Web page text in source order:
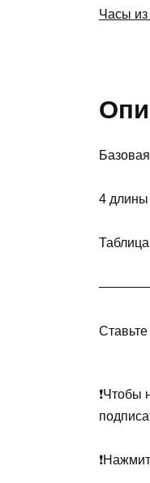
Часы из
4 длины